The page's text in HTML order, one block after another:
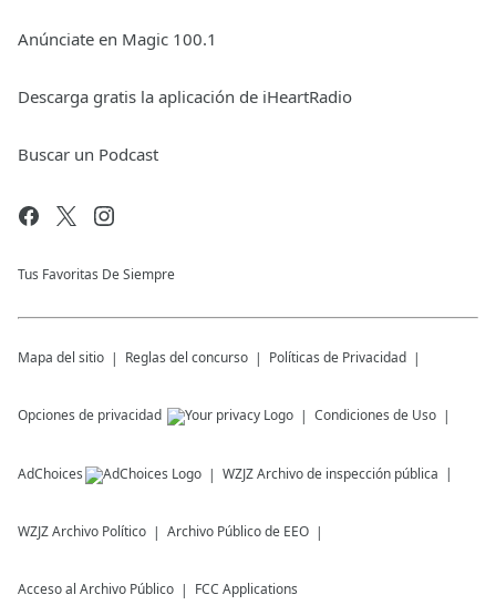
Anúnciate en Magic 100.1
Descarga gratis la aplicación de iHeartRadio
Buscar un Podcast
Tus Favoritas De Siempre
Mapa del sitio Reglas del concurso Políticas de Privacidad
Opciones de privacidad Condiciones de Uso
AdChoices WZJZArchivo de inspección pública
WZJZArchivo Político Archivo Público de EEO
Acceso al Archivo Público FCC Applications